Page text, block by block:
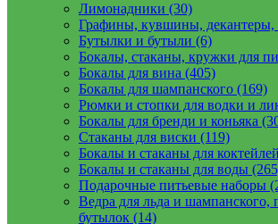
Лимонадники (30)
Графины, кувшины,
Бутылки и бутыли (6)
Бокалы, стаканы, кружки для
Бокалы для вина (405)
Бокалы для шампанского (169)
Рюмки и стопки для водки и
Бокалы для бренди и коньяка
Стаканы для виски (119)
Бокалы и стаканы для
Бокалы и стаканы для воды
Подарочные питьевые наборы
Ведра для льда и шампанского,
бутылок (14)